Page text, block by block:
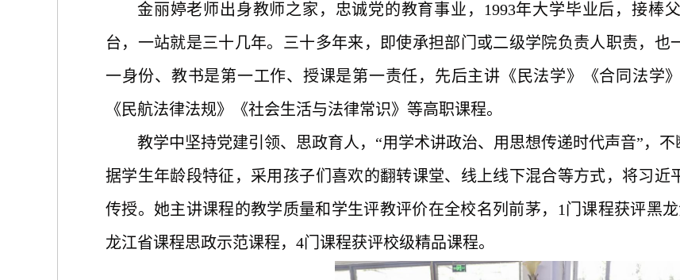
金丽婷老师出身教师之家，忠诚党的教育事业， 1993年大学毕业后，接棒
台，一站就是三十几年。三十多年来，即使承担部门或二级学院负责人职责，
一身份、教书是第一工作、授课是第一责任，先后主讲《民法学》《合同法学
《民航法律法规》《社会生活与法律常识》等高职课程。
教学中坚持党建引领、思政育人， “用学术讲政治、用思想传递时代声音”，
据学生年龄段特征，采用孩子们喜欢的翻转课堂、线上线下混合等方式，将习近
传授。她主讲课程的教学质量和学生评教评价在全校名列前茅，1门课程获评黑
龙江省课程思政示范课程，4门课程获评校级精品课程。